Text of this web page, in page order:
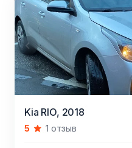
Kia RIO, 2018
5 1 отзыв